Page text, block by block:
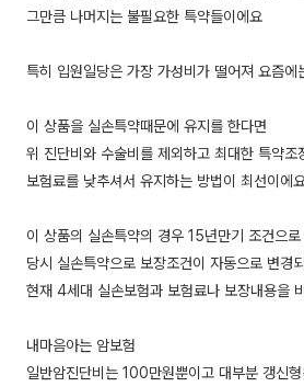
그만큼 나머지는 불필요한 특약들이에요
특히 입원일당은 가장 가성비가 떨어져 요즘에
이 상품을 실손특약때문에 유지를 한다면
위 진단비와 수술비를 제외하고 최대한 특약조
보험료를 낮추셔서 유지하는 방법이 최선이에
이 상품의 실손특약의 경우 15년만기 조건으
당시 실손특약으로 보장조건이 자동으로 변경
현재 4세대 실손보험과 보험료나 보장내용을
내마음아는 암보험
일반암진단비는 100만원뿐이고 대부분 갱신